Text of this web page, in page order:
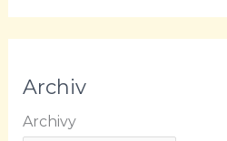
Archiv
Archivy